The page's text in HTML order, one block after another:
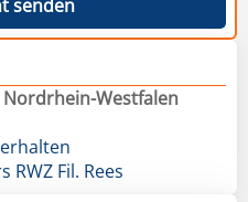
senden
Nordrhein-Westfalen
RWZ Fil. Rees